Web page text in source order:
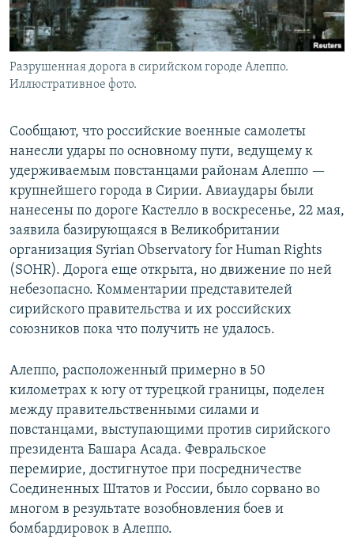
Разрушенная дорога в сирийском городе Алеппо.
Иллюстративное фото.
Сообщают, что российские военные самолеты
нанесли удары по основному пути, ведущему к
удерживаемым повстанцами районам Алеппо —
крупнейшего города в Сирии. Авиаудары были
нанесены по дороге Кастелло в воскресенье, 22 мая,
заявила базирующаяся в Великобритании
организация Syrian Observatory for Human Rights
(SOHR). Дорога еще открыта, но движение по ней
небезопасно. Комментарии представителей
сирийского правительства и их российских
союзников пока что получить не удалось.
Алеппо, расположенный примерно в 50
километрах к югу от турецкой границы, поделен
между правительственными силами и
повстанцами, выступающими против сирийского
президента Башара Асада. Февральское
перемирие, достигнутое при посредничестве
Соединенных Штатов и России, было сорвано во
многом в результате возобновления боев и
бомбардировок в Алеппо.